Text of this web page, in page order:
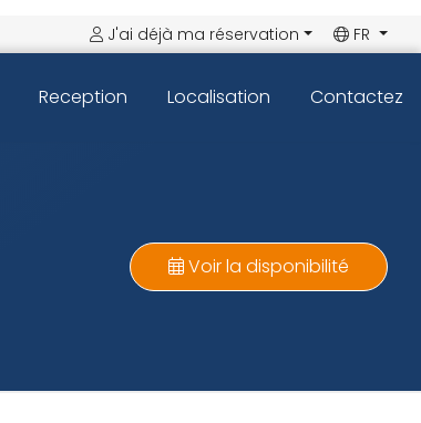
J'ai déjà ma réservation
FR
Reception Localisation Contactez
Voir la disponibilité